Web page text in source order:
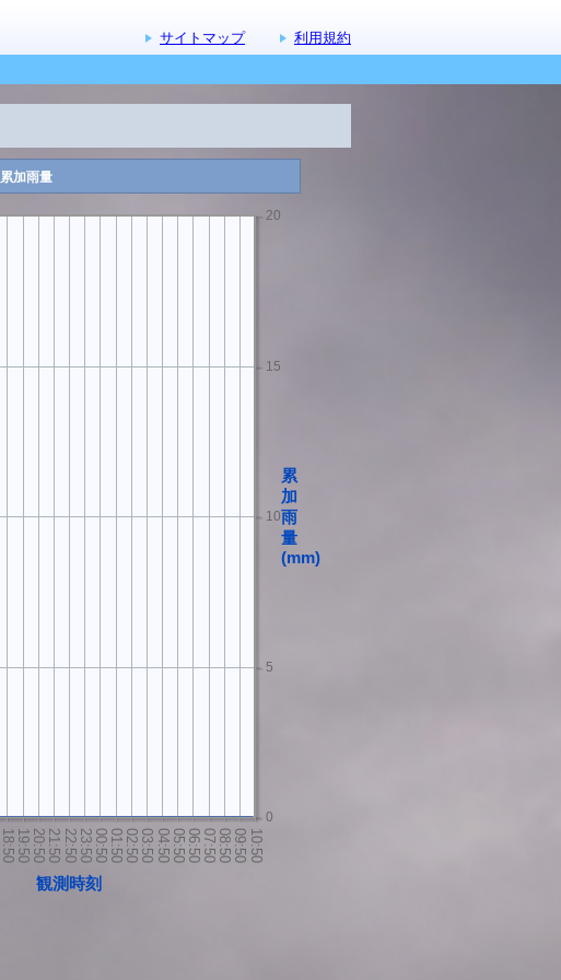
サイトマップ
利用規約
累加雨量
観測時刻
累
加
雨
量
(mm)
0
5
10
15
20